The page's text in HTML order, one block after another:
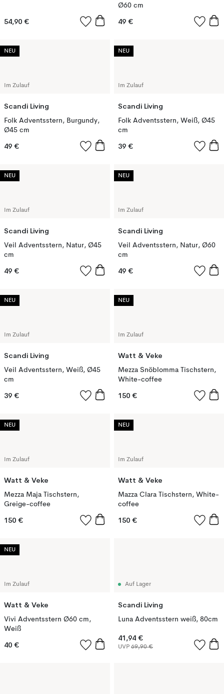
54,90 €
Ø60 cm
49 €
Im Zulauf
Scandi Living
Folk Adventsstern, Burgundy,
Ø45 cm
49 €
NEU
Im Zulauf
Scandi Living
Folk Adventsstern, Weiß, Ø45
cm
39 €
NEU
Im Zulauf
Scandi Living
Veil Adventsstern, Natur, Ø45
cm
49 €
NEU
Im Zulauf
Scandi Living
Veil Adventsstern, Natur, Ø60
cm
49 €
NEU
Im Zulauf
Scandi Living
Veil Adventsstern, Weiß, Ø45
cm
39 €
NEU
Im Zulauf
Watt & Veke
Mezza Snöblomma Tischstern,
White-coffee
150 €
NEU
Im Zulauf
Watt & Veke
Mezza Maja Tischstern,
Greige-coffee
150 €
NEU
Im Zulauf
Watt & Veke
Mazza Clara Tischstern, White-
coffee
150 €
NEU
Im Zulauf
Watt & Veke
Vivi Adventsstern Ø60 cm,
Weiß
40 €
NEU
Auf Lager
Scandi Living
Luna Adventsstern weiß, 80cm
41,94 €
UVP 69,90 €